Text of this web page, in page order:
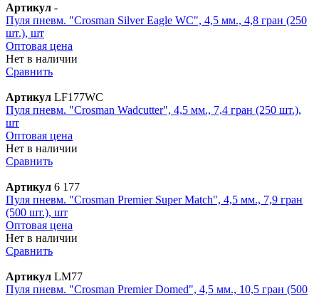
Артикул -
Пуля пневм. "Crosman Silver Eagle WC", 4,5 мм., 4,8 гран (250
шт.), шт
Оптовая цена
Нет в наличии
Сравнить
Артикул LF177WC
Пуля пневм. "Crosman Wadcutter", 4,5 мм., 7,4 гран (250 шт.),
шт
Оптовая цена
Нет в наличии
Сравнить
Артикул 6 177
Пуля пневм. "Crosman Premier Super Match", 4,5 мм., 7,9 гран
(500 шт.), шт
Оптовая цена
Нет в наличии
Сравнить
Артикул LM77
Пуля пневм. "Crosman Premier Domed", 4,5 мм., 10,5 гран (500